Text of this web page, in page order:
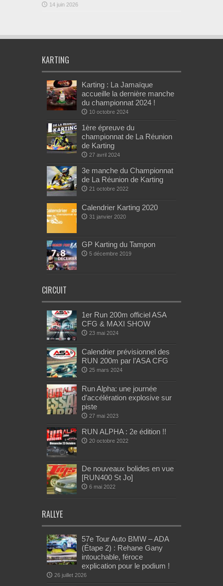
14 juin 2026
KARTING
Karting : La Jamaïque
accueille la dernière manche
du championnat 2024 !
10 octobre 2024
1ère épreuve du
championnat de La Réunion
de Karting
27 avril 2024
3e manche du Championnat
de La Réunion de Karting
21 octobre 2022
Calendrier Karting 2020
31 janvier 2020
GP Karting du Tampon
5 décembre 2019
CIRCUIT
1er Run 200m officiel ASA
CFG & MAXI SHOW
23 mai 2024
Calendrier prévisionnel des
RUN 200m par l’ASA CFG
25 mars 2024
Run Alpha: une journée
d’accélération explosive sur
piste
27 mai 2023
RUN ALPHA : 2e édition !!
20 octobre 2022
De nouveaux bolides en vue
[RUN400 St Jo]
6 mai 2022
RALLYE
57e Tour Auto BMW – ADA
(Étape 2) : Rehane Gany
intouchable, féroce
explication pour le podium !
26 juillet 2026